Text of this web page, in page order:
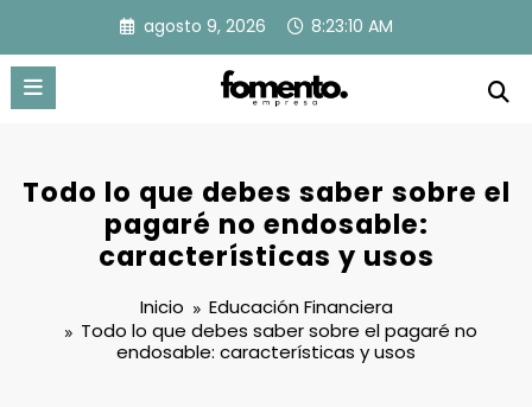
contenido
agosto 9, 2026 8:23:11 AM
Todo lo que debes saber sobre el
pagaré no endosable:
características y usos
Inicio
Educación Financiera
Todo lo que debes saber sobre el pagaré no
endosable: características y usos